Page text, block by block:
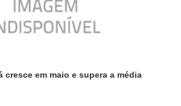
cresce em maio e supera a média